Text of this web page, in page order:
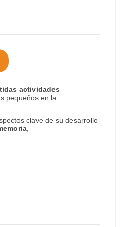
actividades
pequeños en la
clave de su desarrollo
,